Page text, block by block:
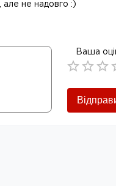
але не надовго :)
Ваша